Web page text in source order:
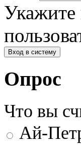
Укажите
Опрос
Что вы
Ай-